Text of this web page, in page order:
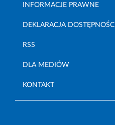
INFORMACJE PRAWNE
DEKLARACJA DOSTĘPNOŚCI
RSS
DLA MEDIÓW
KONTAKT